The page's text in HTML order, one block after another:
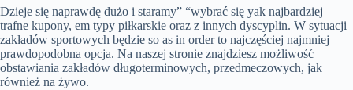
Dzieje się naprawdę dużo i staramy” “wybrać się yak najbardziej
trafne kupony, em typy piłkarskie oraz z innych dyscyplin. W sytuacji
zakładów sportowych będzie so as in order to najczęściej najmniej
prawdopodobna opcja. Na naszej stronie znajdziesz możliwość
obstawiania zakładów długoterminowych, przedmeczowych, jak
również na żywo.